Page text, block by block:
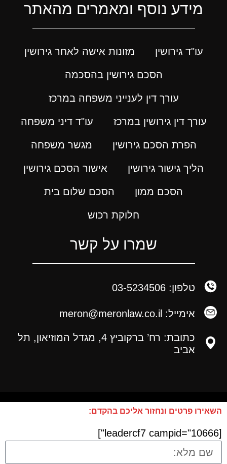
מידע נוסף ומאמרים מהאתר
עו"ד גירושין מזונות אישה לאחר גירושין
הסכם גירושין בהסכמה
עורך דין לענייני משפחה במרכז
עורך דין גירושין במרכז עו"ד דיני משפחה
הפרת הסכם גירושין מגשר משפחה
הליך גישור גירושין אישור הסכם גירושין
הסכם ממון הסכם שלום בית
חלוקת רכוש
שמרו על קשר
טלפון: 03-5234506
אימייל: meron@meronlaw.co.il
כתובת: רח’ ברקוביץ 4, מגדל המוזיאון, תל
אביב
השאירו פרטים ונחזור אליכם בהקדם:
[leadercf7 campid="10666"]